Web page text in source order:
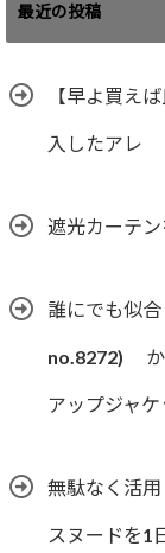
最近の投稿
【早よ買え
入したアレ
遮光カーテ
誰にでも似
no.8272) か
アップジャ
無駄なく活
スヌードを1